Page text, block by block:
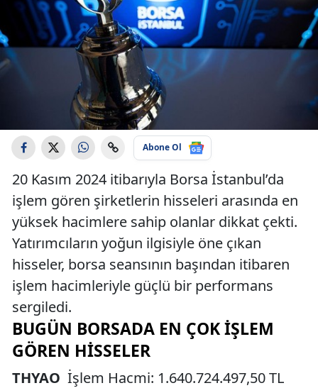
Abone Ol
20 Kasım 2024 itibarıyla Borsa İstanbul’da
işlem gören şirketlerin hisseleri arasında en
yüksek hacimlere sahip olanlar dikkat çekti.
Yatırımcıların yoğun ilgisiyle öne çıkan
hisseler, borsa seansının başından itibaren
işlem hacimleriyle güçlü bir performans
sergiledi.
BUGÜN BORSADA EN ÇOK İŞLEM
GÖREN HISSELER
THYAO İşlem Hacmi: 1.640.724.497,50 TL